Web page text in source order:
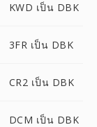
KWD เป็น DBK
3FR เป็น DBK
CR2 เป็น DBK
DCM เป็น DBK